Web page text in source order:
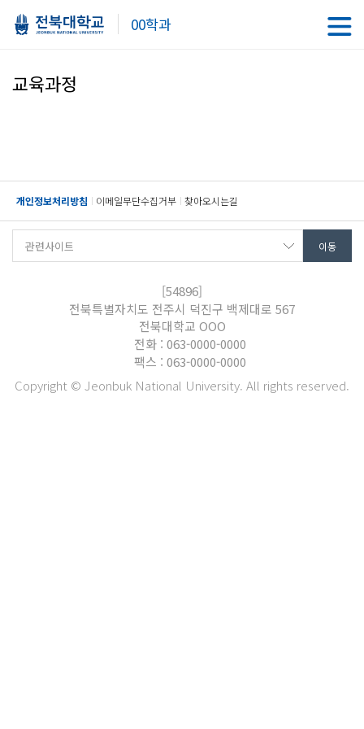
00학과
교육과정
개인정보처리방침 이메일무단수집거부 찾아오시는길
[54896]
전북특별자치도 전주시 덕진구 백제대로 567
전북대학교 OOO
전화 : 063-0000-0000
팩스 : 063-0000-0000
Copyright © Jeonbuk National University. All rights reserved.